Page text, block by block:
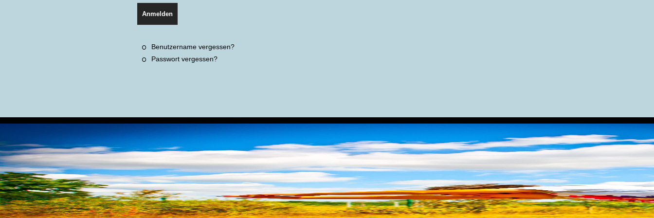
Anmelden
Benutzername vergessen?
Passwort vergessen?